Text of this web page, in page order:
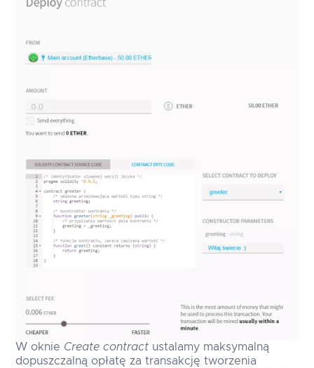
W oknie Create contract ustalamy maksymalną
dopuszczalną opłatę za transakcję tworzenia